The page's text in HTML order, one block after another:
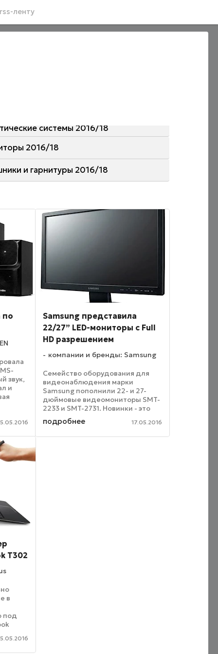
ленту
системы 2016/18
2016/18
и гарнитуры 2016/18
по
звук,
и
Samsung представила
22/27” LED-мониторы с Full
HD разрешением
компании и бренды: Samsung
Семейство оборудования для
видеонаблюдения марки
Samsung пополнили 22- и 27-
дюймовые видеомониторы SMT-
2233 и SMT-2731. Новинки - это
LCD-матрицы с разрешением
1920x1080 точек и малым
временем отклика пикселя
подробнее 17.05.2016
T302
в
под
12.5